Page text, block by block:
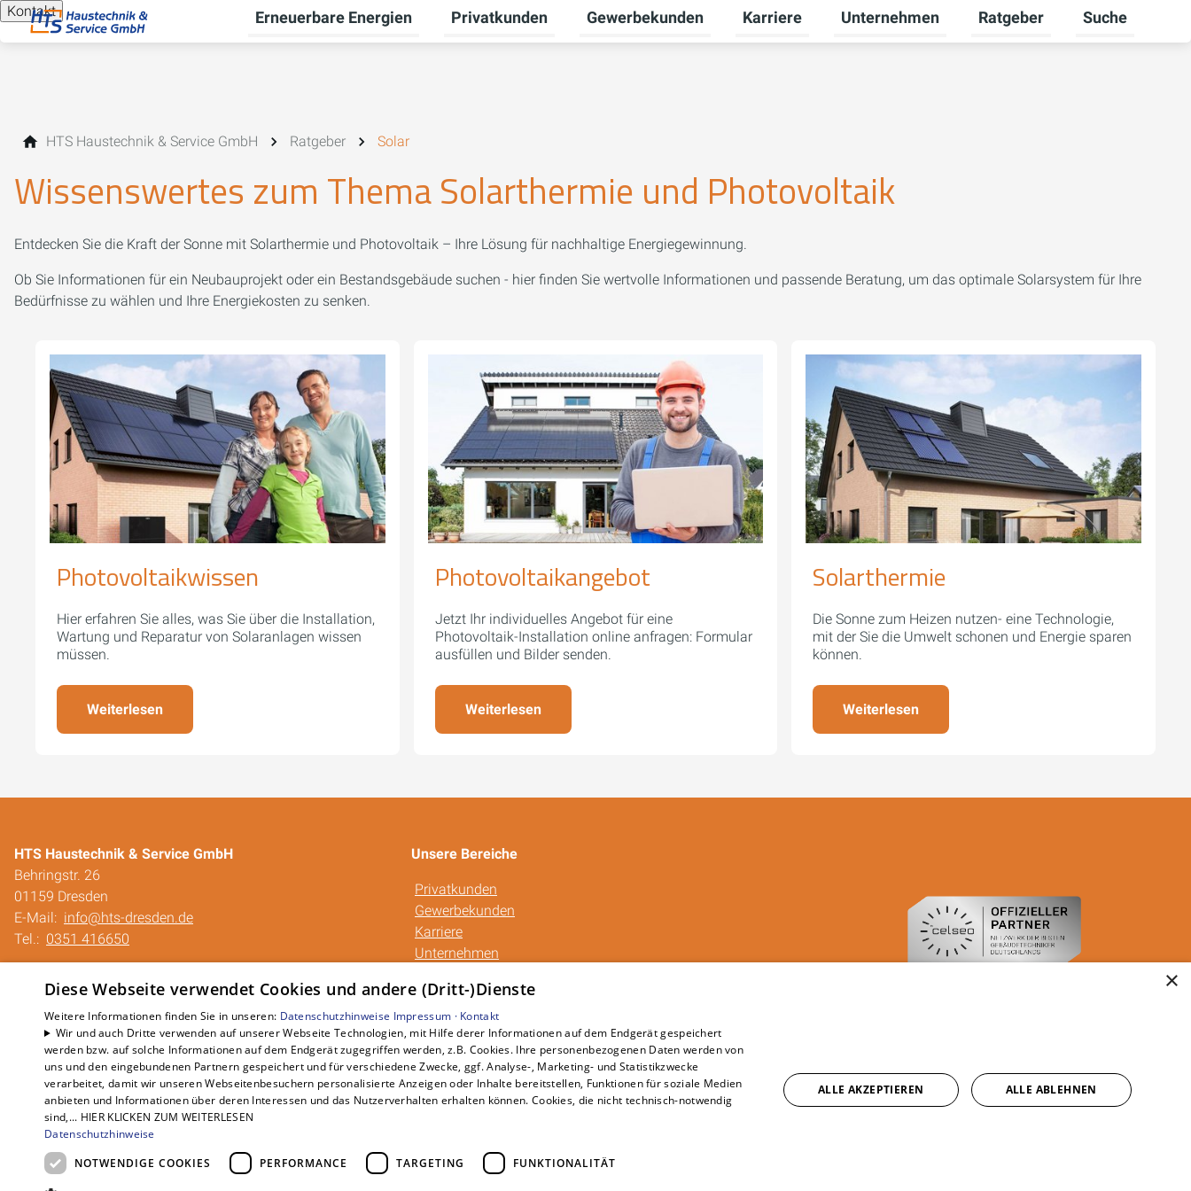
Kontakt Erneuerbare Energien
Untermenü für Erneuerbare Energien umschalten
Privatkunden
Untermenü für Privatkunden umschalten
Gewerbekunden
Untermenü für Gewerbekunden umschalten
Karriere
Untermenü für Karriere umschalten
Unternehmen
Untermenü für Unternehmen
Ratgeber
Untermenü für
Suche
HTS Haustechnik & Service GmbH Ratgeber Solar
Wissenswertes zum Thema Solarthermie und Photovoltaik
Entdecken Sie die Kraft der Sonne mit Solarthermie und Photovoltaik – Ihre Lösung für nachhaltige Energiegewinnung.
Ob Sie Informationen für ein Neubauprojekt oder ein Bestandsgebäude suchen - hier finden Sie wertvolle Informationen und passende Beratung, um das optimale Solarsystem für Ihre
Bedürfnisse zu wählen und Ihre Energiekosten zu senken.
Photovoltaikwissen
Hier erfahren Sie alles, was Sie über die Installation,
Wartung und Reparatur von Solaranlagen wissen
müssen.
Weiterlesen
Photovoltaikangebot
Jetzt Ihr individuelles Angebot für eine
Photovoltaik-Installation online anfragen: Formular
ausfüllen und Bilder senden.
Weiterlesen
Solarthermie
Die Sonne zum Heizen nutzen- eine Technologie,
mit der Sie die Umwelt schonen und Energie sparen
können.
Weiterlesen
HTS Haustechnik & Service GmbH
Behringstr. 26
01159 Dresden
E-Mail: info@hts-dresden.de
Tel.: 0351 416650
Barrierefreiheitserklärung
Datenschutzerklärung
AGB
QUALICO
Unsere Bereiche
Privatkunden
Gewerbekunden
Karriere
Unternehmen
×
Diese Webseite verwendet Cookies und andere (Dritt-)Dienste
Weitere Informationen finden Sie in unseren: Datenschutzhinweise Impressum · Kontakt
Wir und auch Dritte verwenden auf unserer Webseite Technologien, mit Hilfe derer Informationen auf dem Endgerät gespeichert
werden bzw. auf solche Informationen auf dem Endgerät zugegriffen werden, z.B. Cookies. Ihre personenbezogenen Daten werden von
uns und den eingebundenen Partnern gespeichert und für verschiedene Zwecke, ggf. Analyse-, Marketing- und Statistikzwecke
verarbeitet, damit wir unseren Webseitenbesuchern personalisierte Anzeigen oder Inhalte bereitstellen, Funktionen für soziale Medien
anbieten und Informationen über deren Interessen und das Nutzerverhalten erhalten können. Cookies, die nicht technisch-notwendig
sind,... HIER KLICKEN ZUM WEITERLESEN
Datenschutzhinweise
NOTWENDIGE COOKIES
PERFORMANCE TARGETING FUNKTIONALITÄT
ALLE AKZEPTIEREN ALLE ABLEHNEN